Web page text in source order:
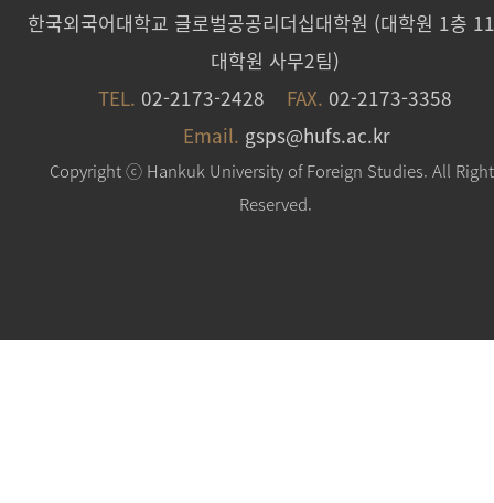
한국외국어대학교 글로벌공공리더십대학원 (대학원 1층
대학원 사무2팀)
TEL. 02-2173-2428 FAX. 02-2173-3358
Email. gsps@hufs.ac.kr
Copyright ⓒ Hankuk University of Foreign Studies. All
Reserved.